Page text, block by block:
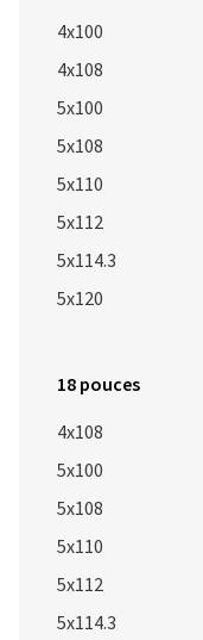
4x100
4x108
5x100
5x108
5x110
5x112
5x114.3
5x120
18 pouces
4x108
5x100
5x108
5x110
5x112
5x114.3